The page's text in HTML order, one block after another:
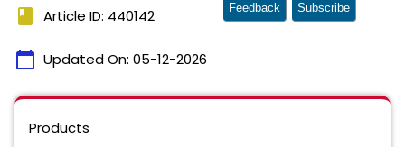
book Article ID: 440142
calendar_today Updated On: 05-12-2026
Feedback Subscribe
Products